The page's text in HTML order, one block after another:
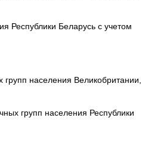
Республики Беларусь с учетом
населения Великобритании,
групп населения Республики